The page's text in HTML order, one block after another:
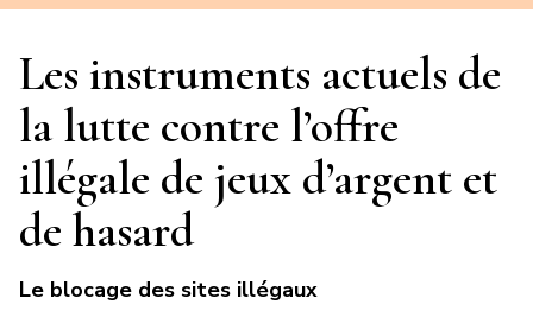
Les instruments actuels de
la lutte contre l’offre
illégale de jeux d’argent et
de hasard
Le blocage des sites illégaux